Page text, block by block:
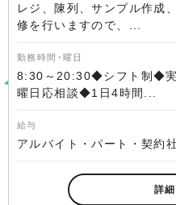
レジ、陳列、サンプル作成
修を行いますので、...
勤務時間･曜日
8:30～20:30◆シフト制◆
曜日応相談◆1日4時間...
給与
アルバイト・パート・契約
詳